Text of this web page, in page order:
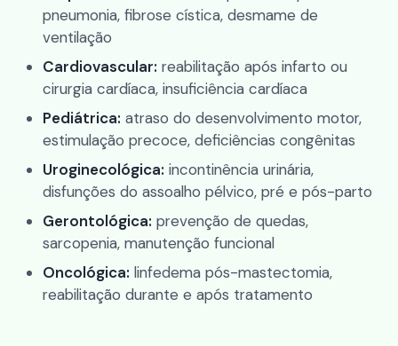
pneumonia, fibrose cística, desmame de
ventilação
Cardiovascular: reabilitação após infarto ou
cirurgia cardíaca, insuficiência cardíaca
Pediátrica: atraso do desenvolvimento motor,
estimulação precoce, deficiências congênitas
Uroginecológica: incontinência urinária,
disfunções do assoalho pélvico, pré e pós-parto
Gerontológica: prevenção de quedas,
sarcopenia, manutenção funcional
Oncológica: linfedema pós-mastectomia,
reabilitação durante e após tratamento